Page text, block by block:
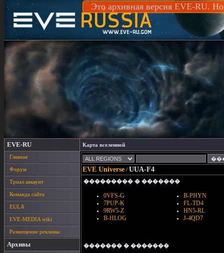
Это архивная версия EVE-RU.
EVE-RU
Главная
Форум
Триал аккаунт
Команда сайта
EULA
EVE-MEDIA wiki
Размещение рекламы
Архивы
Карта вселенной
EVE Universe / UUA-F4
��������� � �������
0VFS-G
7PUP-K
9RW5-Z
B-HLOG
B-PHYN
FL-TD4
HN5-RL
J-4QD7
������� � �������